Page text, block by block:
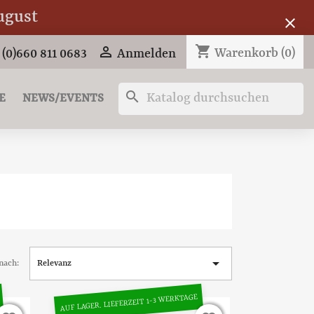
close
(0)660 811 0683  Anmelden shopping_cart Warenkorb (0)
NEWS/EVENTS search
Relevanz 
AUF LAGER. LIEFERZEIT 1-3 WERKTAGE